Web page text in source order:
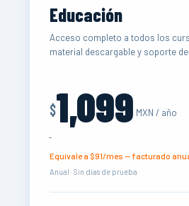
Educación
Acceso completo a todos los
material descargable y soporte
$1,099 MXN / año
Equivale a $91/mes — facturado
Anual · Sin días de prueba